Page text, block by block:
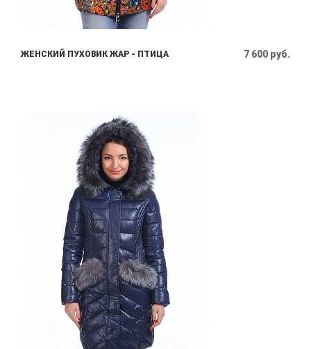
ЖЕНСКИЙ ПУХОВИК ЖАР - ПТИЦА 7 600 руб.